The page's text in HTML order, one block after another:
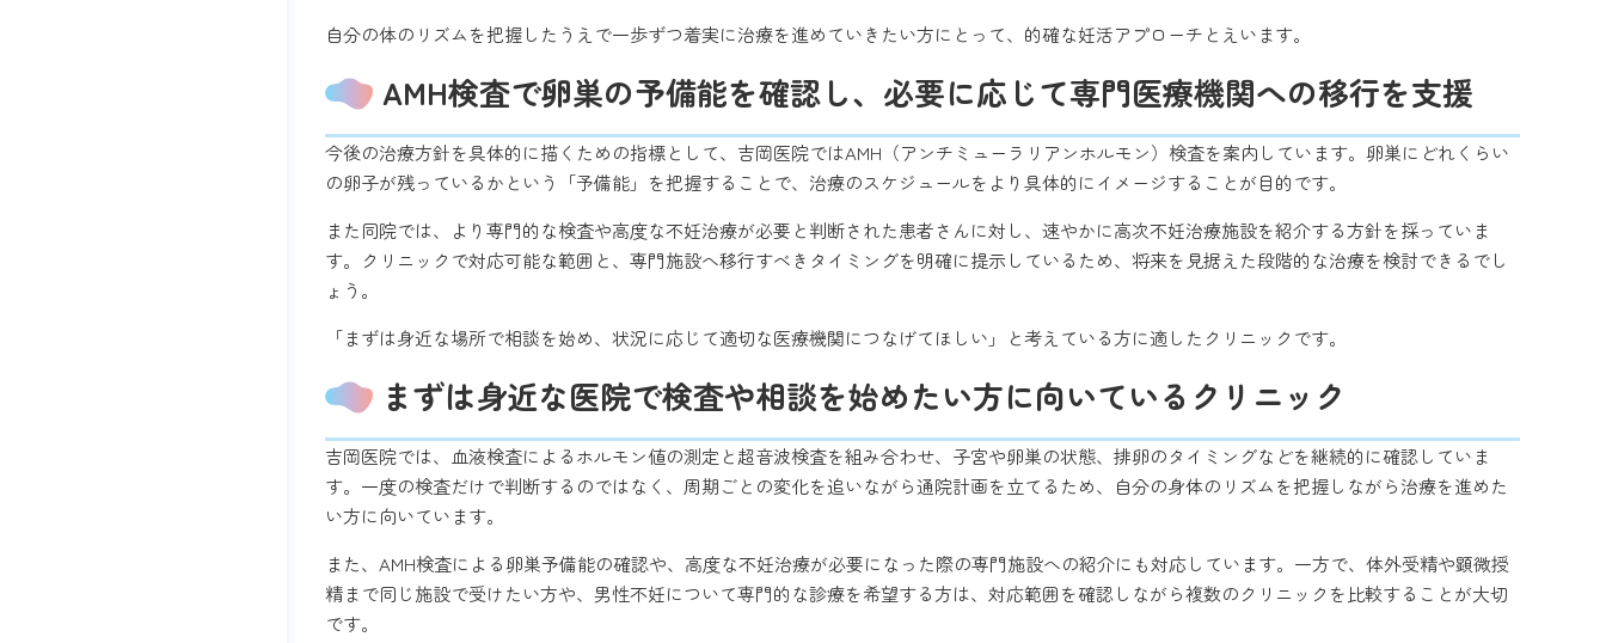
自分の体のリズムを把握したうえで一歩ずつ着実に治療を進めていきたい方にとって、的確な妊活アプローチとえいます。
AMH検査で卵巣の予備能を確認し、必要に応じて専門医療機関への移行を支援
今後の治療方針を具体的に描くための指標として、吉岡医院ではAMH（アンチミューラリアンホルモン）検査を案内しています。卵巣にどれくらい
の卵子が残っているかという「予備能」を把握することで、治療のスケジュールをより具体的にイメージすることが目的です。
また同院では、より専門的な検査や高度な不妊治療が必要と判断された患者さんに対し、速やかに高次不妊治療施設を紹介する方針を採っていま
す。クリニックで対応可能な範囲と、専門施設へ移行すべきタイミングを明確に提示しているため、将来を見据えた段階的な治療を検討できるでし
ょう。
「まずは身近な場所で相談を始め、状況に応じて適切な医療機関につなげてほしい」と考えている方に適したクリニックです。
まずは身近な医院で検査や相談を始めたい方に向いているクリニック
吉岡医院では、血液検査によるホルモン値の測定と超音波検査を組み合わせ、子宮や卵巣の状態、排卵のタイミングなどを継続的に確認していま
す。一度の検査だけで判断するのではなく、周期ごとの変化を追いながら通院計画を立てるため、自分の身体のリズムを把握しながら治療を進めた
い方に向いています。
また、AMH検査による卵巣予備能の確認や、高度な不妊治療が必要になった際の専門施設への紹介にも対応しています。一方で、体外受精や顕微授
精まで同じ施設で受けたい方や、男性不妊について専門的な診療を希望する方は、対応範囲を確認しながら複数のクリニックを比較することが大切
です。